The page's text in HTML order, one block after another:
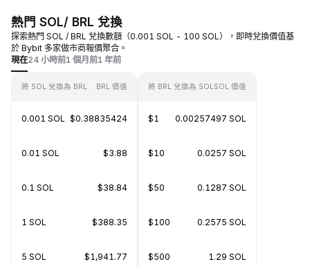
熱門 SOL/ BRL 兌換
探索熱門 SOL / BRL 兌換數額（0.001 SOL - 100 SOL），即時兌換價值基
於 Bybit 多家做市商報價聚合。
現在24 小時前1 個月前1 年前
將 SOL 兌換為 BRL BRL 價值
0.001 SOL $0.38835424
0.01 SOL $3.88
0.1 SOL $38.84
1 SOL $388.35
5 SOL $1,941.77
將 BRL 兌換為 SOLSOL 價值
$1 0.00257497 SOL
$10 0.0257 SOL
$50 0.1287 SOL
$100 0.2575 SOL
$500 1.29 SOL